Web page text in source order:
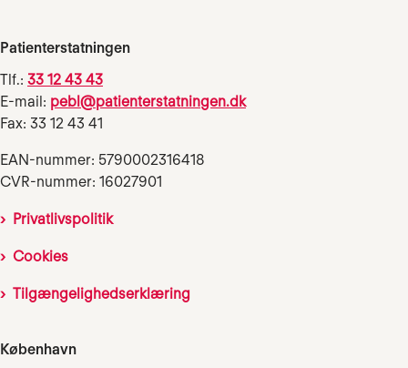
Patienterstatningen
Tlf.: 33 12 43 43
E-mail: pebl@patienterstatningen.dk
Fax: 33 12 43 41
EAN-nummer: 5790002316418
CVR-nummer: 16027901
Privatlivspolitik
Cookies
Tilgængelighedserklæring
København